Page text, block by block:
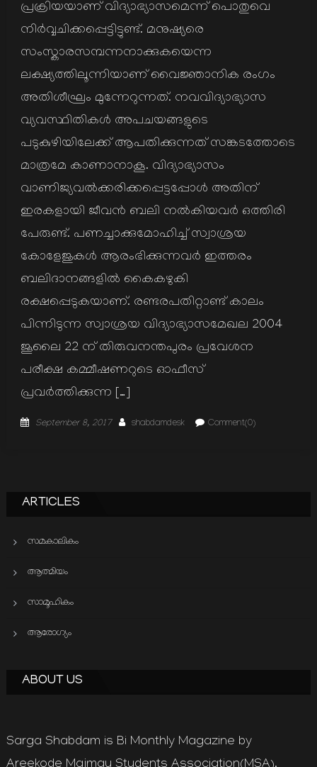
പ്രക്രിയയാണ് വിദ്യാഭ്യാസമെന്ന് പൊതുവെ
നിര്‍വ്വചിക്കപ്പെട്ടിട്ടുണ്ട്. മനുഷ്യരെ
സംസ്കാരസമ്പന്നനാക്കുകയെന്ന
ലക്ഷ്യത്തിലൂന്നിയാണ് വൈജ്ഞാനിക രംഗം
അതിശീഘ്രം മുന്നേറുന്നത്. നവവിദ്യാഭ്യാസ
വ്യവസ്ഥിതികള്‍ അപചയങ്ങളുടെ
പടുകുഴിയിലേക്ക് ആപതിക്കുന്നത് സങ്കടത്തോടെ
മാത്രമേ കാണാനാകൂ. വിദ്യാഭ്യാസം
വാണിജ്യവല്‍ക്കരിക്കപ്പെട്ടപ്പോള്‍ അതിന്
ഇരകളായി ജീവന്‍ ബലി നല്‍കിയവര്‍ ഒത്തിരി
പേരുണ്ട്. പണച്ചാക്കുമോഹിച്ച് സ്വാശ്രയ
കോളേജുകള്‍ ആരംഭിക്കുന്നവര്‍ ഇത്തരം
ബലിദാനങ്ങളില്‍ കൈകഴുകി
രക്ഷപ്പെടുകയാണ്. രണ്ടരപതിറ്റാണ്ട് കാലം
പിന്നിടുന്ന സ്വാശ്രയ വിദ്യാഭ്യാസമേഖല 2004
ജൂലൈ 22 ന് തിരുവനന്തപുരം പ്രവേശന
പരീക്ഷ കമ്മീഷണറുടെ ഓഫീസ്
പ്രവര്‍ത്തിക്കുന്ന […]
Posted
September 8, 2017 Author
shabdamdesk Comment(0)
ARTICLES
സമകാലികം
ആത്മിയം
സാമൂഹികം
ആരോഗ്യം
ABOUT US
Sarga Shabdam is Bi Monthly Magazine by